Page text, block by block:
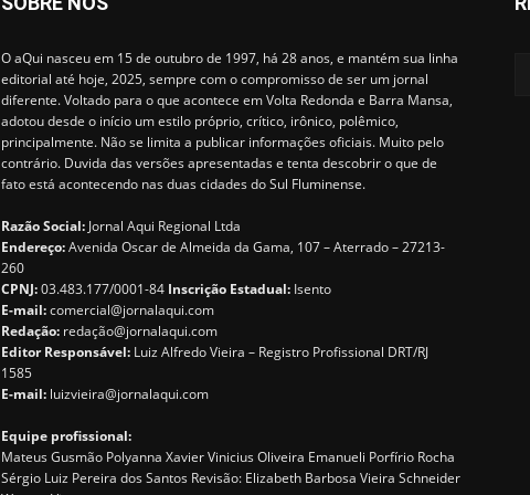
O aQui nasceu em 15 de outubro de 1997, há 28 anos, e mantém sua linha
editorial até hoje, 2025, sempre com o compromisso de ser um jornal
diferente. Voltado para o que acontece em Volta Redonda e Barra Mansa,
adotou desde o início um estilo próprio, crítico, irônico, polêmico,
principalmente. Não se limita a publicar informações oficiais. Muito pelo
contrário. Duvida das versões apresentadas e tenta descobrir o que de
fato está acontecendo nas duas cidades do Sul Fluminense.
Razão Social: Jornal Aqui Regional Ltda
Endereço:Avenida Oscar de Almeida da Gama, 107 – Aterrado – 27213-
260
CPNJ:03.483.177/0001-84 Inscrição Estadual: Isento
E-mail:comercial@jornalaqui.com
Redação: redação@jornalaqui.com
Editor Responsável: Luiz Alfredo Vieira – Registro Profissional DRT/RJ
1585
E-mail: luizvieira@jornalaqui.com
Equipe profissional:
Mateus Gusmão Polyanna Xavier Vinicius Oliveira Emanueli Porfírio Rocha
Sérgio Luiz Pereira dos Santos Revisão: Elizabeth Barbosa Vieira Schneider